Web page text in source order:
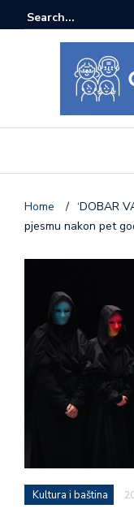
Home / ‘DOBAR
pjesmu nakon pet
Kultura i baština